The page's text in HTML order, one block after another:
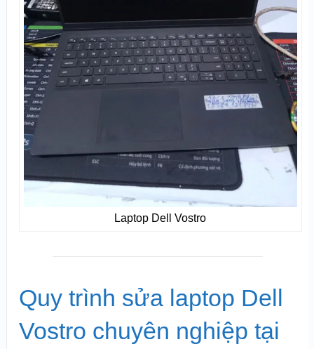
Laptop Dell Vostro
Quy trình sửa laptop Dell
Vostro chuyên nghiệp tại